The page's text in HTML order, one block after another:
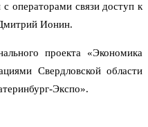
операторами связи доступ к
Ионин.
проекта «Экономика
Свердловской области
Экспо».